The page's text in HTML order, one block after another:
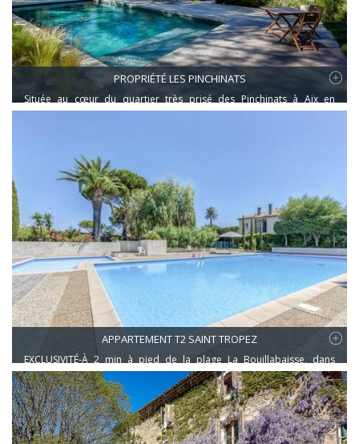
PROPRIÉTÉ LES PINCHINATS
Située au cœur du quartier très prisé des Pinchinats à Aix en
Provence, à quelques minutes des écoles, des transports et de
parfait état et ne nécessite aucun travaux.
APPARTEMENT T2 SAINT TROPEZ
EXCLUSIVITÉ-À 2 min à pied de la plage La Bouillabaisse, dans
résidence sécurisée (GARDIEN)et avec piscine ,appartement T2 en
rez de jardin.Traversant (Est- Ouest),totalement rénové en 2017.Il se
compose d'une terrasse côté Ouest,un séjour avec cuisine
aménagée et équipée,une salle d'eau avec wc,une chambre avec
climatisation donnant sur une seconde terrasse côté Est.Une cave et
une place de parking privative en sous sol complètent ce bien.